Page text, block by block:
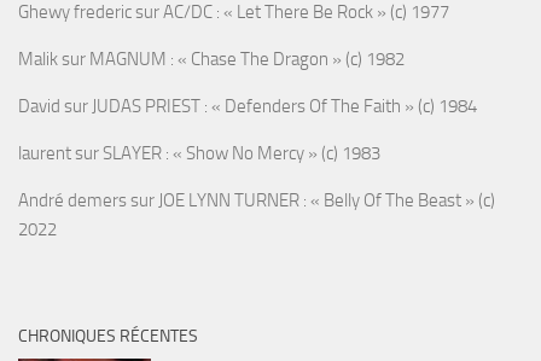
Ghewy fredericsurAC/DC : « Let There Be Rock » (c) 1977
Maliksur MAGNUM : « Chase The Dragon » (c) 1982
David sur JUDAS PRIEST : « Defenders Of The Faith » (c) 1984
laurentsur SLAYER : « Show No Mercy » (c) 1983
André demerssur JOE LYNN TURNER : « Belly Of The Beast » (c)
2022
CHRONIQUES RÉCENTES